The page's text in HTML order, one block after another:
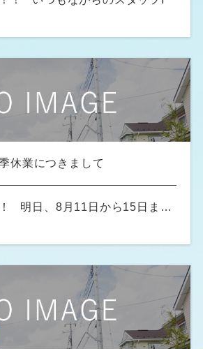
休業につきまして
明日、8月11日から15日ま…